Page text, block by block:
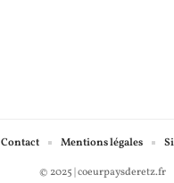
© 2025 | coeurpaysderetz.fr
Contact Mentions légales